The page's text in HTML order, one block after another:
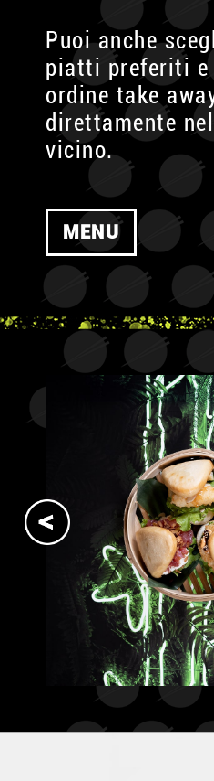
Puoi anche
piatti preferiti
ordine take
direttamente
vicino.
MENU